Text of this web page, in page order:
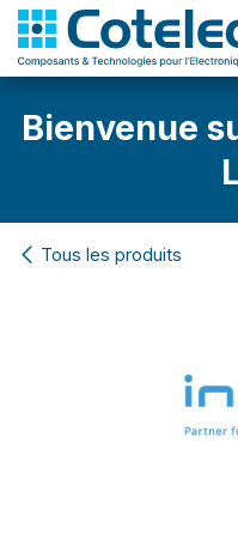
Bienvenue
Tous les produits